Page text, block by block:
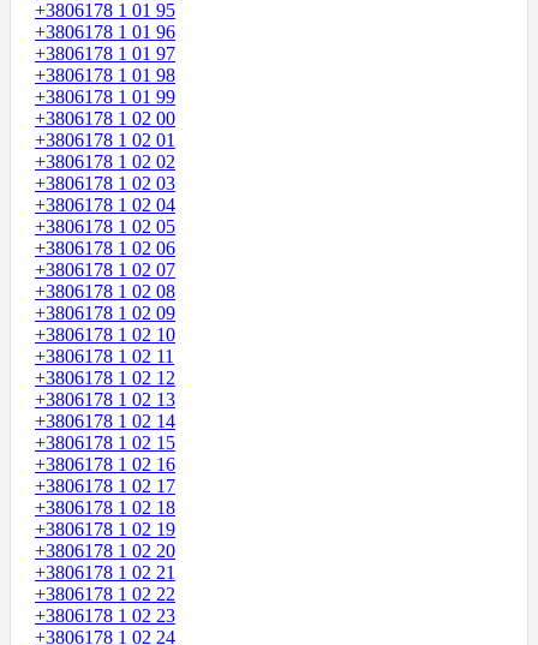
+3806178 1 01 95
+3806178 1 01 96
+3806178 1 01 97
+3806178 1 01 98
+3806178 1 01 99
+3806178 1 02 00
+3806178 1 02 01
+3806178 1 02 02
+3806178 1 02 03
+3806178 1 02 04
+3806178 1 02 05
+3806178 1 02 06
+3806178 1 02 07
+3806178 1 02 08
+3806178 1 02 09
+3806178 1 02 10
+3806178 1 02 11
+3806178 1 02 12
+3806178 1 02 13
+3806178 1 02 14
+3806178 1 02 15
+3806178 1 02 16
+3806178 1 02 17
+3806178 1 02 18
+3806178 1 02 19
+3806178 1 02 20
+3806178 1 02 21
+3806178 1 02 22
+3806178 1 02 23
+3806178 1 02 24